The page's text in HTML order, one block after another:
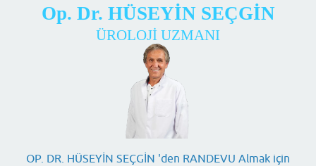
Op. Dr. HÜSEYİN SEÇGİN
ÜROLOJİ UZMANI
OP. DR. HÜSEYİN SEÇGİN 'den RANDEVU Almak için